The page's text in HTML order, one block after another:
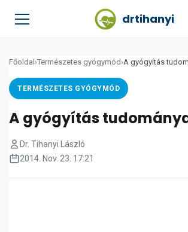
drtihanyi
Főoldal ›Természetes gyógymód ›A gyógyítás
TERMÉSZETES GYÓGYMÓD
A gyógyítás
Dr. Tihanyi László
2014. Nov. 23. 17:21